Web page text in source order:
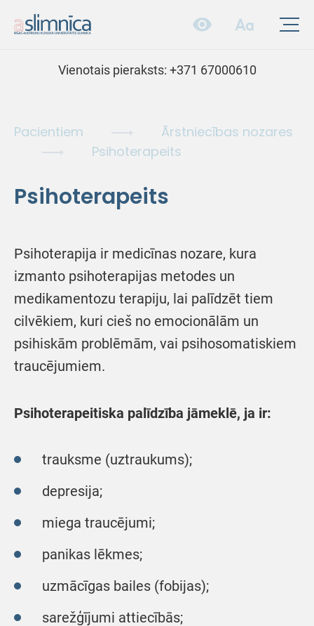
Vienotais pieraksts: +371 67000610
Pacientiem
Ārstniecības nozares
Psihoterapeits
Psihoterapeits
Psihoterapija ir medicīnas nozare, kura
izmanto psihoterapijas metodes un
medikamentozu terapiju, lai palīdzēt tiem
cilvēkiem, kuri cieš no emocionālām un
psihiskām problēmām, vai psihosomatiskiem
traucējumiem.
Psihoterapeitiska palīdzība jāmeklē, ja ir:
trauksme (uztraukums);
depresija;
miega traucējumi;
panikas lēkmes;
uzmācīgas bailes (fobijas);
sarežģījumi attiecībās;